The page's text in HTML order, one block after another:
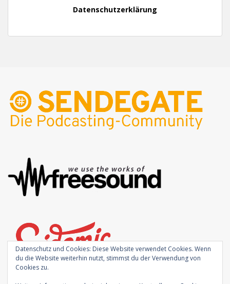
Datenschutzerklärung
Datenschutz und Cookies: Diese Website verwendet Cookies. Wenn
du die Website weiterhin nutzt, stimmst du der Verwendung von
Cookies zu.